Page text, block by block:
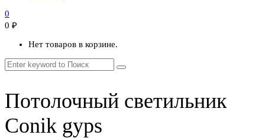
0
0 ₽
Нет товаров в корзине.
Потолочный светильник
Conik gyps